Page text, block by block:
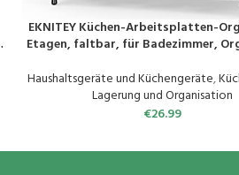
PRODUKT KAUFEN
EKNITEY Küchen-Arbeitsplatten-
Etagen, faltbar, für Badezimmer,
Schwarz (Schwarz)
Haushaltsgeräte und Küchengeräte,
Lagerung und Organisation
€26.99